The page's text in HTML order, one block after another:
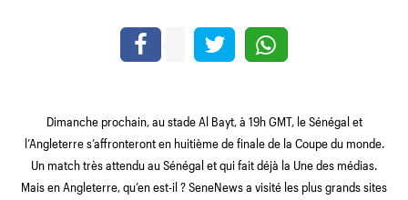
Dimanche prochain, au stade Al Bayt, à 19h GMT, le Sénégal et
l’Angleterre s’affronteront en huitième de finale de la Coupe du monde.
Un match très attendu au Sénégal et qui fait déjà la Une des médias.
Mais en Angleterre, qu’en est-il ? SeneNews a visité les plus grands sites